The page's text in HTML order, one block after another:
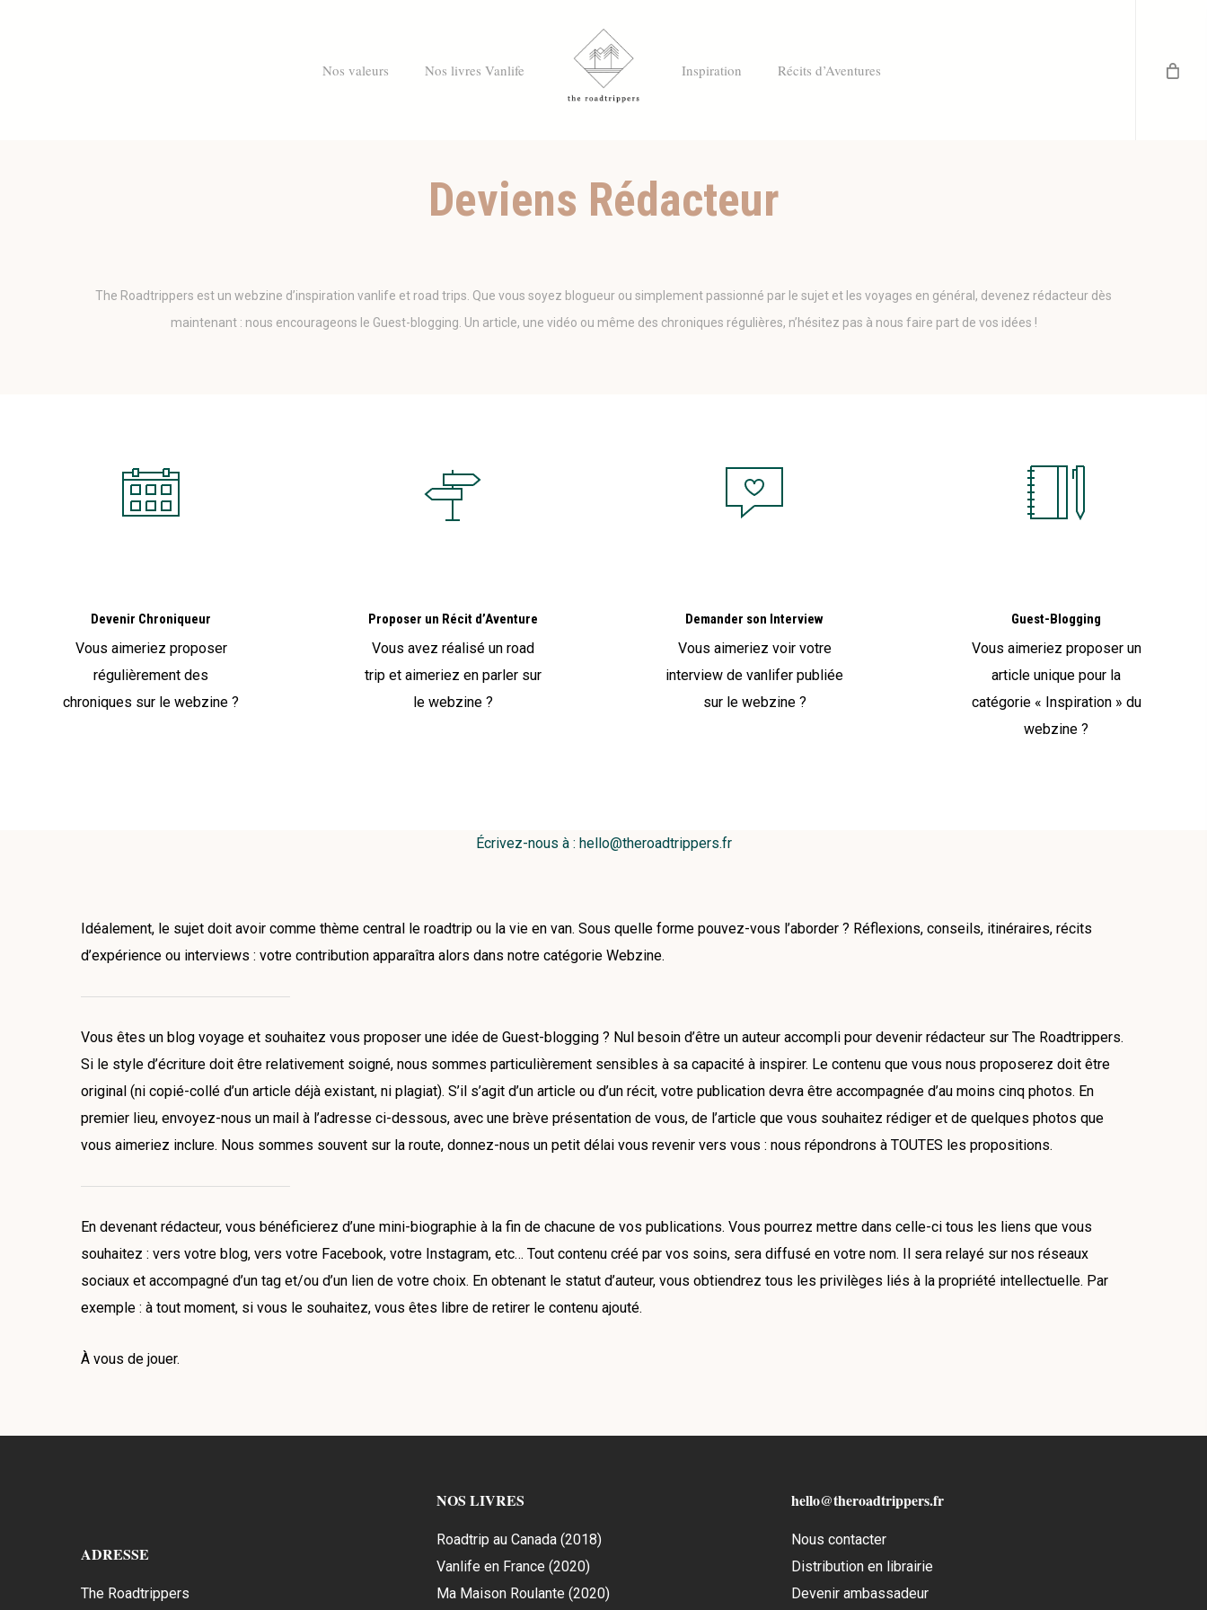
Nos valeurs Nos livres Vanlife Inspiration Récits d’Aventures
Deviens Rédacteur
The Roadtrippers est un webzine d’inspiration vanlife et road trips. Que vous soyez blogueur ou simplement passionné par le sujet et les voyages en général, devenez rédacteur dès
maintenant : nous encourageons le Guest-blogging. Un article, une vidéo ou même des chroniques régulières, n’hésitez pas à nous faire part de vos idées !
Devenir Chroniqueur
Vous aimeriez proposer
régulièrement des
chroniques sur le webzine ?
Proposer un Récit d’Aventure
Vous avez réalisé un road
trip et aimeriez en parler sur
le webzine ?
Demander son Interview
Vous aimeriez voir votre
interview de vanlifer publiée
sur le webzine ?
Guest-Blogging
Vous aimeriez proposer un
article unique pour la
catégorie « Inspiration » du
webzine ?
Écrivez-nous à : hello@theroadtrippers.fr
Idéalement, le sujet doit avoir comme thème central le roadtrip ou la vie en van. Sous quelle forme pouvez-vous l’aborder ? Réflexions, conseils, itinéraires, récits
d’expérience ou interviews : votre contribution apparaîtra alors dans notre catégorie Webzine.
Vous êtes un blog voyage et souhaitez vous proposer une idée de Guest-blogging ? Nul besoin d’être un auteur accompli pour devenir rédacteur sur The Roadtrippers.
Si le style d’écriture doit être relativement soigné, nous sommes particulièrement sensibles à sa capacité à inspirer. Le contenu que vous nous proposerez doit être
original (ni copié-collé d’un article déjà existant, ni plagiat). S’il s’agit d’un article ou d’un récit, votre publication devra être accompagnée d’au moins cinq photos. En
premier lieu, envoyez-nous un mail à l’adresse ci-dessous, avec une brève présentation de vous, de l’article que vous souhaitez rédiger et de quelques photos que
vous aimeriez inclure. Nous sommes souvent sur la route, donnez-nous un petit délai vous revenir vers vous : nous répondrons à TOUTES les propositions.
En devenant rédacteur, vous bénéficierez d’une mini-biographie à la fin de chacune de vos publications. Vous pourrez mettre dans celle-ci tous les liens que vous
souhaitez : vers votre blog, vers votre Facebook, votre Instagram, etc… Tout contenu créé par vos soins, sera diffusé en votre nom. Il sera relayé sur nos réseaux
sociaux et accompagné d’un tag et/ou d’un lien de votre choix. En obtenant le statut d’auteur, vous obtiendrez tous les privilèges liés à la propriété intellectuelle. Par
exemple : à tout moment, si vous le souhaitez, vous êtes libre de retirer le contenu ajouté.
À vous de jouer.
ADRESSE
The Roadtrippers
NOS LIVRES
Roadtrip au Canada (2018)
Vanlife en France (2020)
Ma Maison Roulante (2020)
hello@theroadtrippers.fr
Nous contacter
Distribution en librairie
Devenir ambassadeur